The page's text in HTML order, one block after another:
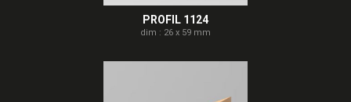
PROFIL 1124
dim : 26 x 59 mm